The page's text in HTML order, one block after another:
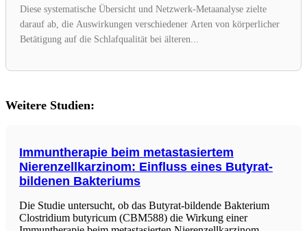
Diese systematische Übersicht und Netzwerk-Metaanalyse zielte
darauf ab, die Auswirkungen verschiedener Arten von körperlicher
Betätigung auf die Schlafqualität bei älteren...
Weitere Studien:
Immuntherapie beim metastasiertem
Nierenzellkarzinom: Einfluss eines Butyrat-
bildenen Bakteriums
Die Studie untersucht, ob das Butyrat-bildende Bakterium
Clostridium butyricum (CBM588) die Wirkung einer